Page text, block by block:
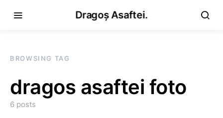
Dragoș Asaftei.
BROWSING TAG
dragos asaftei foto
6 posts